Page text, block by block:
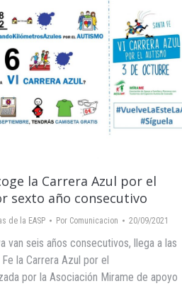
la Carrera Azul por el
sexto año consecutivo
de la EASP Por Comunicacion 20/09/2021
van seis años consecutivos, llega a las
la Carrera Azul por el
por la Asociación Mirame de apoyo